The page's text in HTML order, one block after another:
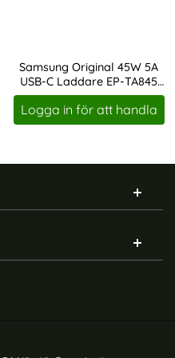
Samsung Original 45W 5A
USB-C Laddare EP-TA845
Svart
Art. nr 216659
Logga in för att handla
länkar